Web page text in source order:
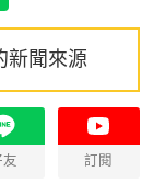
新聞來源
友 訂閱